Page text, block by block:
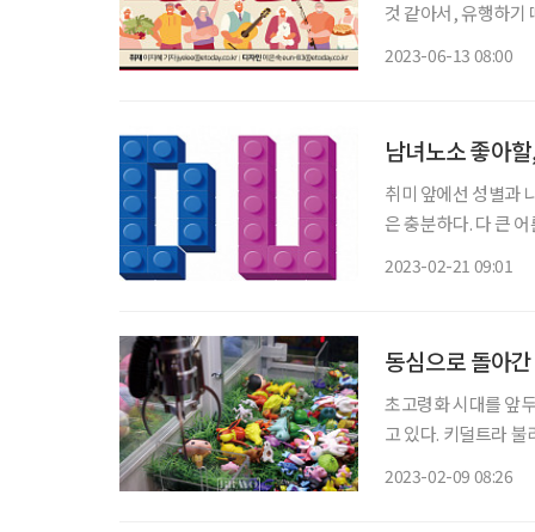
것 같아서, 유행하기
2023-06-13 08:00
남녀노소 좋아
취미 앞에선 성별과
은 충분하다. 다 큰
2023-02-21 09:01
동심으로 돌아
초고령화 시대를 앞
고 있다. 키덜트라 불
2023-02-09 08:26